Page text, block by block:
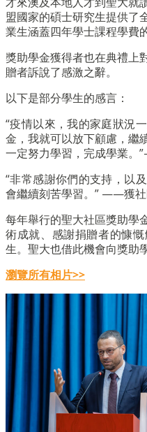
盟國家的碩士研究生提供了
業生涵蓋四年學士課程學費
獎助學金獲得者也在典禮上
贈者訴說了感激之辭。
以下是部分學生的感言：
“疫情以來，我的家庭狀況
金，我就可以放下顧慮，繼
一定努力學習，完成學業
“非常感謝你們的支持，以
會繼續刻苦學習。” ——獲
每年舉行的聖大社區獎助學
術成就、感謝捐贈者的慷
生。聖大也借此機會向獎助
瀏覽所有相片>>